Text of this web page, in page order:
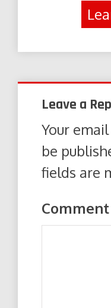
Leave a
Your
be
fields are
Comment